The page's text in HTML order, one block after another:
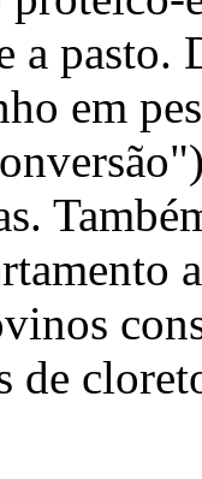
a pasto.
em
de